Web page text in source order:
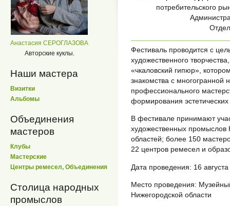
Анастасия СЕРОГЛАЗОВА
Авторские куклы.
Наши мастера
Визитки
Альбомы
Объединения
мастеров
Клубы
Мастерские
Центры ремесел, Объединения
Столица народных
промыслов
потребительского
Фестиваль проводится с
художественного
«чкаловский гипюр»,
знакомства с многогранной
профессионального
формирования
В фестивале принимают
художественных промыслов
областей; более 150
22 центров ремесел и
Дата проведения: 16
Место проведения:
Нижегородской области